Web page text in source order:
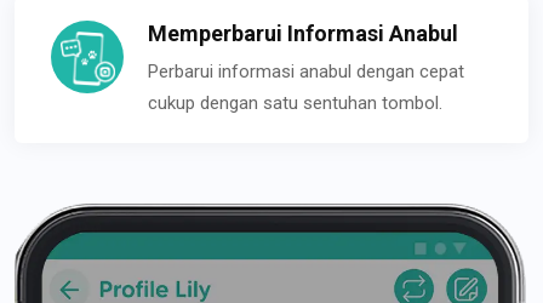
Memperbarui Informasi Anabul
Perbarui informasi anabul dengan cepat
cukup dengan satu sentuhan tombol.